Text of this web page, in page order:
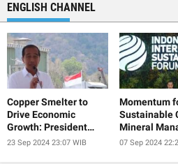
ENGLISH CHANNEL
Copper Smelter to
Drive Economic
Growth: President
Jokowi
23 Sep 2024 23:07 WIB
Momentum
Sustainable
Mineral
at IISF 2024
07 Sep 2024